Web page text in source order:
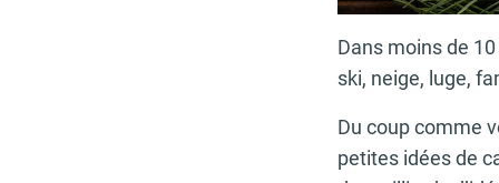
Dans moins de
ski, neige, luge,
Du coup comme
petites idées de